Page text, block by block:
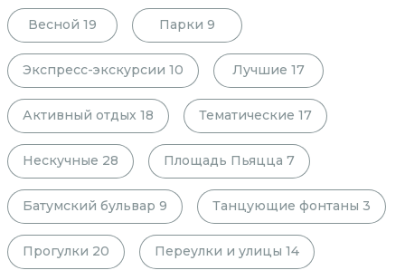
Весной 19 Парки 9
Экспресс-экскурсии 10 Лучшие 17
Активный отдых 18 Тематические 17
Нескучные 28 Площадь Пьяцца 7
Батумский бульвар 9 Танцующие фонтаны 3
Прогулки 20 Переулки и улицы 14